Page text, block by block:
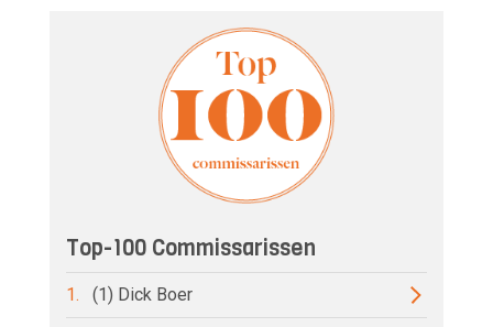
Top-100 Commissarissen
1. (1) Dick Boer